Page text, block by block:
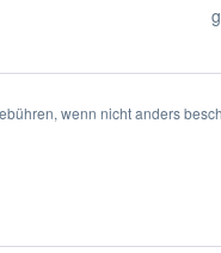
wenn nicht anders